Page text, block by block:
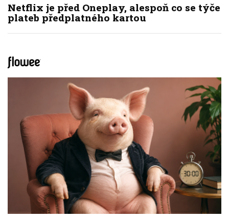
Netflix je před Oneplay, alespoň co se týče
plateb předplatného kartou